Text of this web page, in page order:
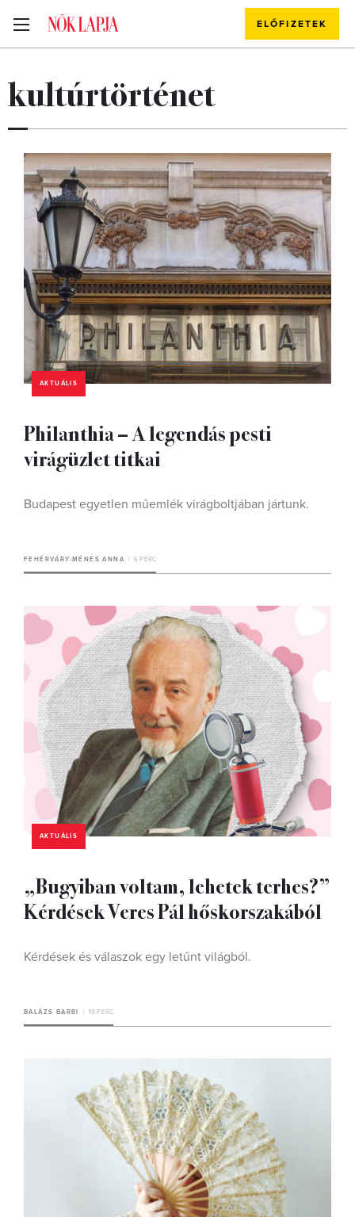
ELŐFIZETEK
kultúrtörténet
AKTUÁLIS
Philanthia – A legendás pesti
virágüzlet titkai
Budapest egyetlen műemlék virágboltjában jártunk.
FEHÉRVÁRY-MÉNES ANNA 6 PERC
AKTUÁLIS
„Bugyiban voltam, lehetek terhes?”
Kérdések Veres Pál hőskorszakából
Kérdések és válaszok egy letűnt világból.
BALÁZS BARBI 10 PERC